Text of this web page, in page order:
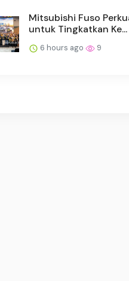
Mitsubishi Fuso
untuk Tingkatkan Ke...
6 hours ago 9